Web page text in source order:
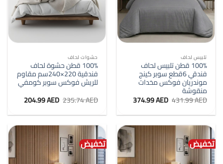
تلبيس لحاف
100% قطن تلبيس لحاف
فندقي 6قطع سوبر كينج
موندريان فوكس مخدات
منقوشة
431.99AED السعر
الأصلي
هو:
431.99 AED.
374.99AED
هو:
374.99 AED.
حشوات لحاف
100% قطن حشوة لحاف
فندقية 220×240سم مقاوم
للريش فوكس سوبر كومفي
235.74AED السعر
الأصلي
هو:
235.74 AED.
204.99AED
هو:
204.99 AED.
تخفيض تخفيض